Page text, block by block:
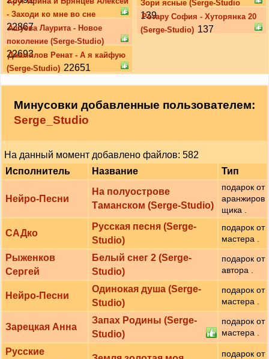
- Заходи ко мне во сне
22867
Ашуева Лаурита - Новое
поколение (Serge-Studio)
22693
Джамилов Ренат - А я кайфую
(Serge-Studio) 22651
Зори ясные (Serge-Studio
139
Ротару София - Хуторянка 20
(Serge-Studio) 137
Минусовки добавленные пользователем:
Serge_Studio
На данный момент добавлено файлов: 582
Исполнитель
Название Тип
Нейро-Песни
На полуострове
Таманском (Serge-Studio)
подарок от
аранжиров
щика .
САДко
Русская песня (Serge-
Studio)
подарок от
мастера .
Рыженков
Сергей
Белый снег 2 (Serge-
Studio)
подарок от
автора .
Нейро-Песни
Одинокая душа (Serge-
Studio)
подарок от
мастера .
Зарецкая Анна
Запах Родины (Serge-
Studio)
подарок от
мастера .
Русские
подарок от